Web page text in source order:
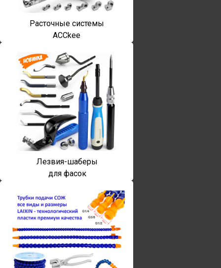
Расточные системы
ACCkee
Лезвия-шаберы
для фасок